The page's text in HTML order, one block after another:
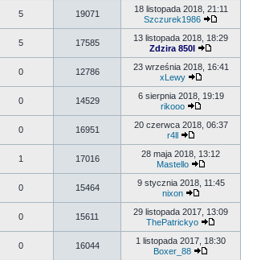
5 19071
18 listopada 2018, 21:11
Szczurek1986
5 17585
13 listopada 2018, 18:29
Zdzira 850I
0 12786
23 września 2018, 16:41
xLewy
0 14529
6 sierpnia 2018, 19:19
rikooo
0 16951
20 czerwca 2018, 06:37
r4ll
1 17016
28 maja 2018, 13:12
Mastello
0 15464
9 stycznia 2018, 11:45
nixon
0 15611
29 listopada 2017, 13:09
ThePatrickyo
0 16044
1 listopada 2017, 18:30
Boxer_88